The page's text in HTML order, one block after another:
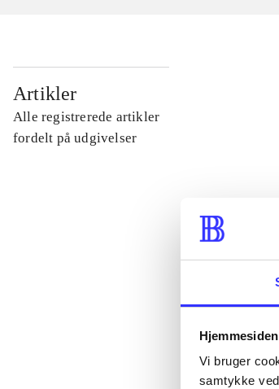
Vi bruger
samtykke
Artikler
Alle registrerede artikler
fordelt på udgivelser